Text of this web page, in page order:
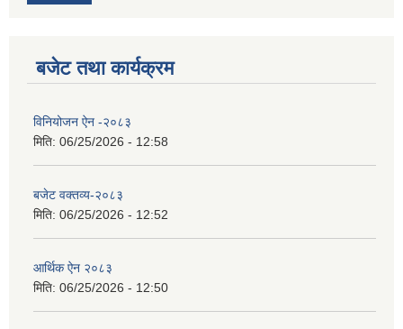
बजेट तथा कार्यक्रम
विनियोजन ऐन -२०८३
मिति: 06/25/2026 - 12:58
बजेट वक्तव्य-२०८३
मिति: 06/25/2026 - 12:52
आर्थिक ऐन २०८३
मिति: 06/25/2026 - 12:50